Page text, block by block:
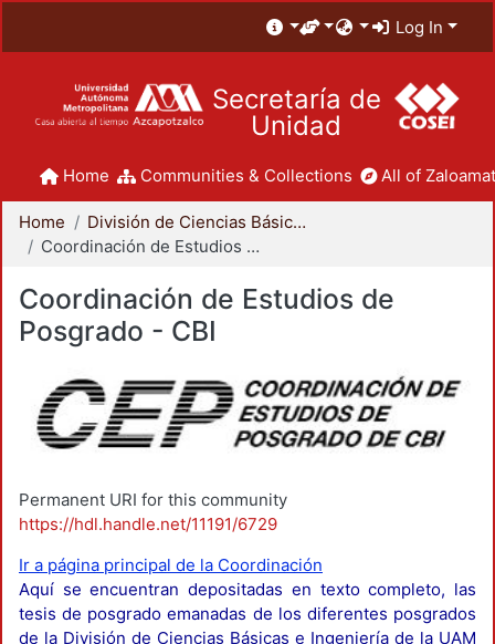
Log In
Secretaría de
Unidad
Home Communities & Collections All of
Home
División de Ciencias Básicas e Ingeniería
Coordinación de Estudios de Posgrado - CBI
Coordinación de Estudios de
Posgrado - CBI
Permanent URI for this community
https://hdl.handle.net/11191/6729
Ir a página principal de la Coordinación
Aquí se encuentran depositadas en texto completo, las
tesis de posgrado emanadas de los diferentes posgrados
de la División de Ciencias Básicas e Ingeniería de la UAM